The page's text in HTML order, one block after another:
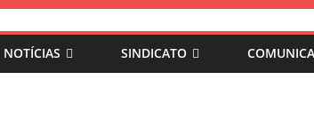
NOTÍCIAS SINDICATO